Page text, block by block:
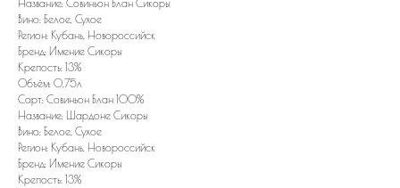
Название: Совиньон Блан Сикоры
Вино: Белое, Сухое
Регион: Кубань, Новороссийск
Бренд: Имение Сикоры
Крепость: 13%
Объём: 0,75л
Сорт: Совиньон Блан 100%
Название: Шардоне Сикоры
Вино: Белое, Сухое
Регион: Кубань, Новороссийск
Бренд: Имение Сикоры
Крепость: 13%